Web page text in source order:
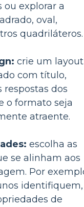
explorar a
oval,
quadriláteros.
crie um layout
com título,
respostas dos
o formato seja
atraente.
escolha as
se alinham aos
Por
identifiquem,
de